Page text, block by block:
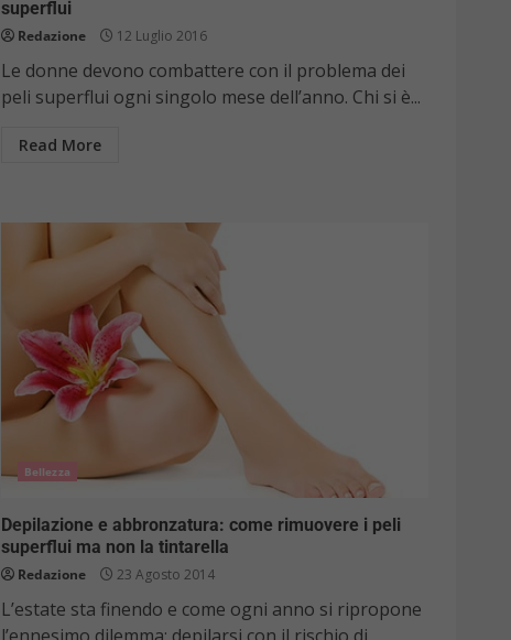
superflui
Redazione 12 Luglio 2016
Le donne devono combattere con il problema dei
peli superflui ogni singolo mese dell’anno. Chi si è...
Read More
Bellezza
Depilazione e abbronzatura: come rimuovere i peli
superflui ma non la tintarella
Redazione 23 Agosto 2014
L’estate sta finendo e come ogni anno si ripropone